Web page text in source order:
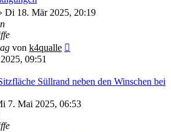
Di 18. Mär 2025, 20:19
von k4qualle
09:51
Süllrand neben den Winschen bei
7. Mai 2025, 06:53